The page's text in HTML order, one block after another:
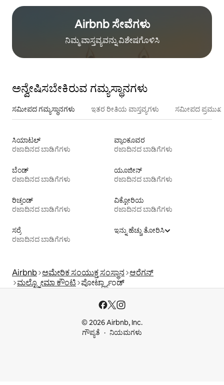
Airbnb ಸೇವೆಗಳು
ನಿಮ್ಮ ವಾಸ್ತವ್ಯವನ್ನು ವಿಶೇಷಗೊಳಿಸಿ
ಅನ್ವೇಷಿಸಬೇಕಿರುವ ಗಮ್ಯಸ್ಥಾನಗಳು
ಸಮೀಪದ ಗಮ್ಯಸ್ಥಾನಗಳು ಇತರ ರೀತಿಯ ವಾಸ್ತವ್ಯಗಳು ಸಮೀಪದ ಪ್ರಮುಖ
ಸಿಯಾಟಲ್
ರಜಾದಿನದ ಬಾಡಿಗೆಗಳು
ವ್ಯಾಂಕೂವರ
ರಜಾದಿನದ ಬಾಡಿಗೆಗಳು
ಬೆಂಡ್
ರಜಾದಿನದ ಬಾಡಿಗೆಗಳು
ಯೂಜೀನ್
ರಜಾದಿನದ ಬಾಡಿಗೆಗಳು
ರಿಚ್ಮಂಡ್
ರಜಾದಿನದ ಬಾಡಿಗೆಗಳು
ವಿಕ್ಟೋರಿಯ
ರಜಾದಿನದ ಬಾಡಿಗೆಗಳು
ಸರ್ರೆ
ರಜಾದಿನದ ಬಾಡಿಗೆಗಳು
ಇನ್ನು ಹೆಚ್ಚು ತೋರಿಸಿ
Airbnb ಅಮೇರಿಕ ಸಂಯುಕ್ತ ಸಂಸ್ಥಾನ ಆರೆಗನ್
ಮಲ್ಟ್ನೋಮಾ ಕೌಂಟಿ ಪೋರ್ಟ್ಲ್ಯಾಂಡ್
© 2026 Airbnb, Inc.
ಗೌಪ್ಯತೆ
ನಿಯಮಗಳು